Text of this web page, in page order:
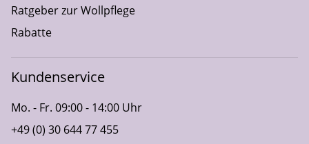
Ratgeber zur Wollpflege
Rabatte
Kundenservice
Mo. - Fr. 09:00 - 14:00 Uhr
+49 (0) 30 644 77 455